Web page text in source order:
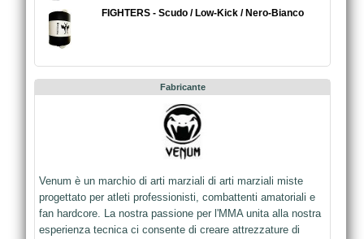
FIGHTERS - Scudo / Low-Kick / Nero-Bianco
Fabricante
Venum è un marchio di arti marziali di arti marziali miste
progettato per atleti professionisti, combattenti amatoriali e
fan hardcore. La nostra passione per l'MMA unita alla nostra
esperienza tecnica ci consente di creare attrezzature di